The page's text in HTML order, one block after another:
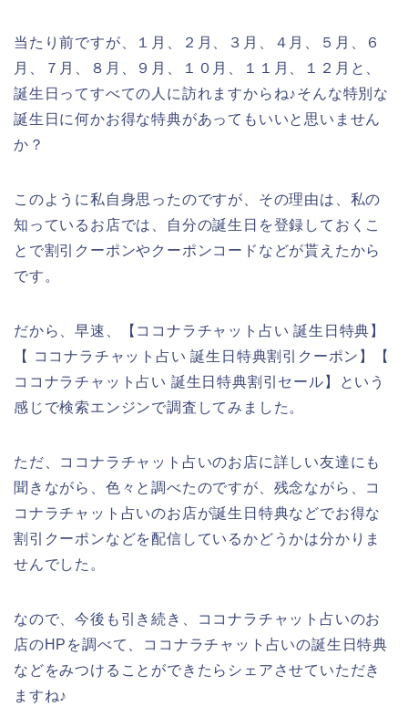
当たり前ですが、１月、２月、３月、４月、５月、６
月、７月、８月、９月、１０月、１１月、１２月と、
誕生日ってすべての人に訪れますからね♪そんな特別な
誕生日に何かお得な特典があってもいいと思いません
か？
このように私自身思ったのですが、その理由は、私の
知っているお店では、自分の誕生日を登録しておくこ
とで割引クーポンやクーポンコードなどが貰えたから
です。
だから、早速、【ココナラチャット占い 誕生日特典】
【 ココナラチャット占い 誕生日特典割引クーポン】【
ココナラチャット占い 誕生日特典割引セール】という
感じで検索エンジンで調査してみました。
ただ、ココナラチャット占いのお店に詳しい友達にも
聞きながら、色々と調べたのですが、残念ながら、コ
コナラチャット占いのお店が誕生日特典などでお得な
割引クーポンなどを配信しているかどうかは分かりま
せんでした。
なので、今後も引き続き、ココナラチャット占いのお
店のHPを調べて、ココナラチャット占いの誕生日特典
などをみつけることができたらシェアさせていただき
ますね♪